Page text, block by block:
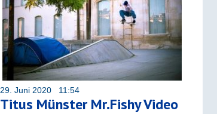
29. Juni 2020 11:54
Titus Münster Mr.Fishy Video